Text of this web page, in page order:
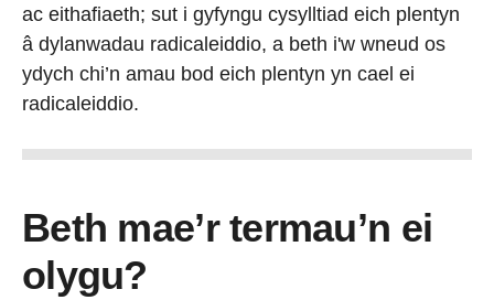
ac eithafiaeth; sut i gyfyngu cysylltiad eich plentyn
â dylanwadau radicaleiddio, a beth i'w wneud os
ydych chi’n amau bod eich plentyn yn cael ei
radicaleiddio.
Beth mae’r termau’n ei
olygu?